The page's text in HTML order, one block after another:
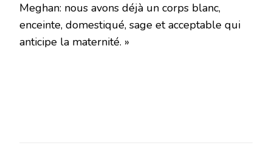
Meghan: nous avons déjà un corps blanc,
enceinte, domestiqué, sage et acceptable qui
anticipe la maternité. »